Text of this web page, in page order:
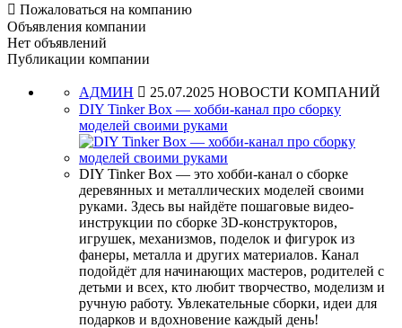
 Пожаловаться на компанию
Объявления компании
Нет объявлений
Публикации компании
АДМИН  25.07.2025 НОВОСТИ КОМПАНИЙ
DIY Tinker Box — хобби-канал про сборку
моделей своими руками
DIY Tinker Box — это хобби-канал о сборке
деревянных и металлических моделей своими
руками. Здесь вы найдёте пошаговые видео-
инструкции по сборке 3D-конструкторов,
игрушек, механизмов, поделок и фигурок из
фанеры, металла и других материалов. Канал
подойдёт для начинающих мастеров, родителей с
детьми и всех, кто любит творчество, моделизм и
ручную работу. Увлекательные сборки, идеи для
подарков и вдохновение каждый день!